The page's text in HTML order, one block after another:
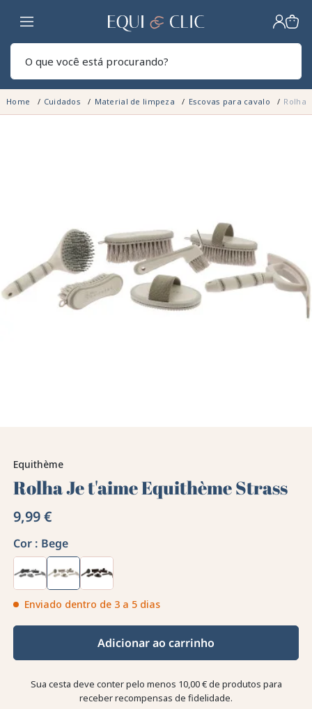
Lar
Home Cuidados Material de limpeza Escovas para cavalo Rolha
Equithème
Rolha Je t'aime Equithème Strass
9,99 €
Cor : Bege
Enviado dentro de 3 a 5 dias
Adicionar ao carrinho
Sua cesta deve conter pelo menos 10,00 € de produtos para
receber recompensas de fidelidade.